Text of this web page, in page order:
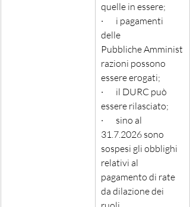
quelle in essere;
·       i pagamenti
delle
Pubbliche Amminist
razioni possono
essere erogati;
·       il DURC può
essere rilasciato;
·       sino al
31.7.2026 sono
sospesi gli obblighi
relativi al
pagamento di rate
da dilazione dei